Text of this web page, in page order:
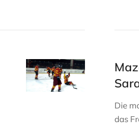
Die
das